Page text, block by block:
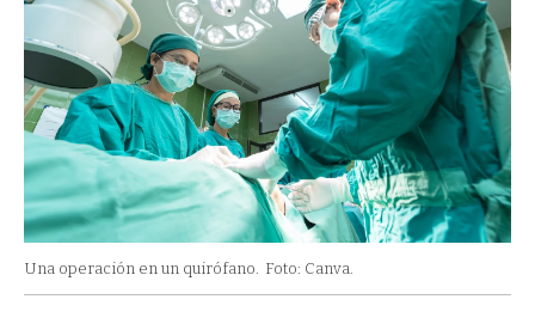
Una operación en un quirófano. Foto: Canva.